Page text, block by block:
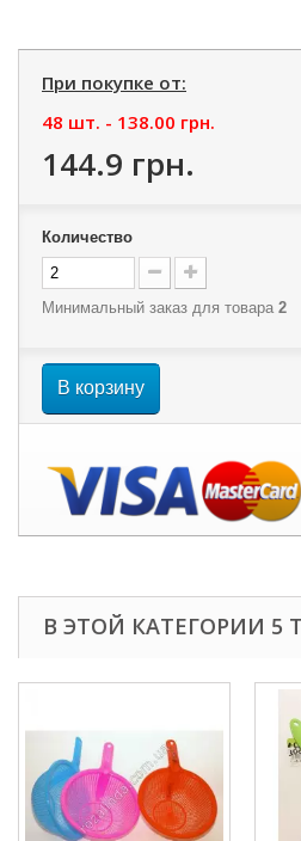
При покупке от:
48 шт. - 138.00 грн.
144.9 грн.
Количество
Минимальный заказ для товара 2
В корзину
В ЭТОЙ КАТЕГОРИИ 5